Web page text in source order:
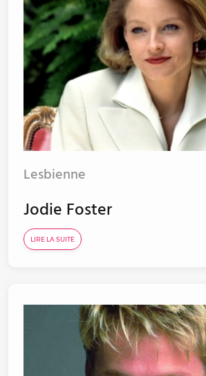
Lesbienne
Jodie Foster
LIRE LA SUITE